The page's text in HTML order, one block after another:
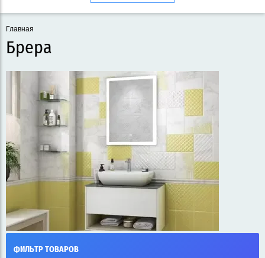
Главная
Брера
ФИЛЬТР ТОВАРОВ